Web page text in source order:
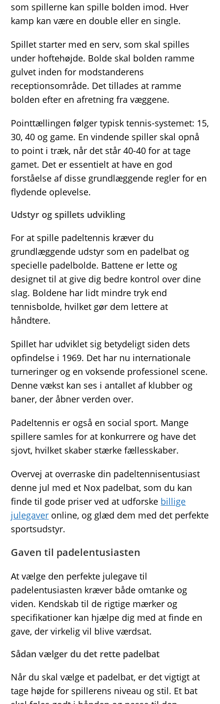
som spillerne kan spille bolden imod. Hver
kamp kan være en double eller en single.
Spillet starter med en serv, som skal spilles
under hoftehøjde. Bolde skal bolden ramme
gulvet inden for modstanderens
receptionsområde. Det tillades at ramme
bolden efter en afretning fra væggene.
Pointtællingen følger typisk tennis-systemet: 15,
30, 40 og game. En vindende spiller skal opnå
to point i træk, når det står 40-40 for at tage
gamet. Det er essentielt at have en god
forståelse af disse grundlæggende regler for en
flydende oplevelse.
Udstyr og spillets udvikling
For at spille padeltennis kræver du
grundlæggende udstyr som en padelbat og
specielle padelbolde. Battene er lette og
designet til at give dig bedre kontrol over dine
slag. Boldene har lidt mindre tryk end
tennisbolde, hvilket gør dem lettere at
håndtere.
Spillet har udviklet sig betydeligt siden dets
opfindelse i 1969. Det har nu internationale
turneringer og en voksende professionel scene.
Denne vækst kan ses i antallet af klubber og
baner, der åbner verden over.
Padeltennis er også en social sport. Mange
spillere samles for at konkurrere og have det
sjovt, hvilket skaber stærke fællesskaber.
Overvej at overraske din padeltennisentusiast
denne jul med et Nox padelbat, som du kan
finde til gode priser ved at udforske billige
julegaver online, og glæd dem med det perfekte
sportsudstyr.
Gaven til padelentusiasten
At vælge den perfekte julegave til
padelentusiasten kræver både omtanke og
viden. Kendskab til de rigtige mærker og
specifikationer kan hjælpe dig med at finde en
gave, der virkelig vil blive værdsat.
Sådan vælger du det rette padelbat
Når du skal vælge et padelbat, er det vigtigt at
tage højde for spillerens niveau og stil. Et bat